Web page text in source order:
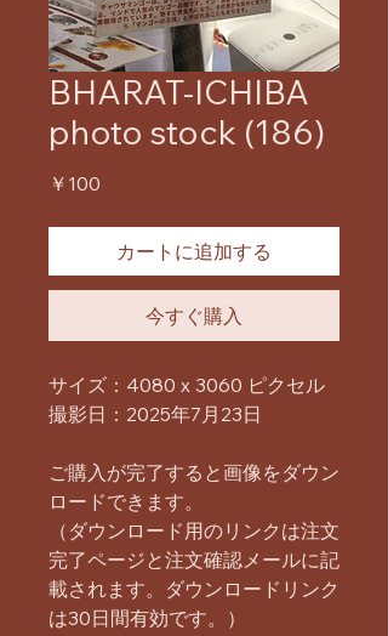
BHARAT-ICHIBA
photo stock (186)
￥100
カートに追加する
今すぐ購入
サイズ：4080 x 3060 ピクセル
撮影日：2025年7月23日
ご購入が完了すると画像をダウン
ロードできます。
（ダウンロード用のリンクは注文
完了ページと注文確認メールに記
載されます。ダウンロードリンク
は30日間有効です。）